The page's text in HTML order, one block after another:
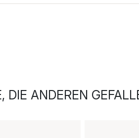
DIE ANDEREN